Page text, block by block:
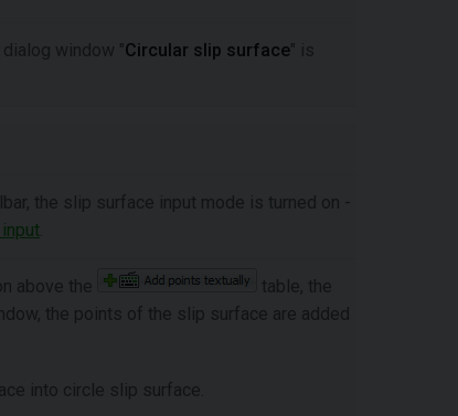
window "Circular slip surface" is
the slip surface input mode is turned on -
above the
table, the
the points of the slip surface are added
into circle slip surface.